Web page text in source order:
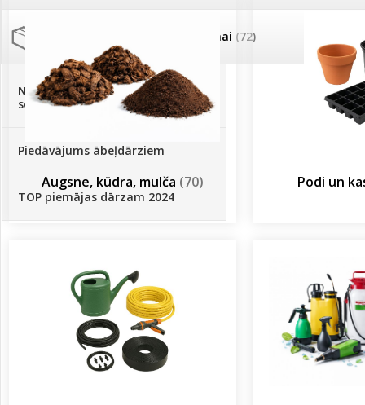
Palīglīdzekļi augu audzēšanai (72)
Klientu Diena
Novatec - izcils mēslošanai arī
sezonas otrajā pusē!
Piedāvājums ābeļdārziem
TOP piemājas dārzam 2024
Augsne, kūdra, mulča (70) Podi un